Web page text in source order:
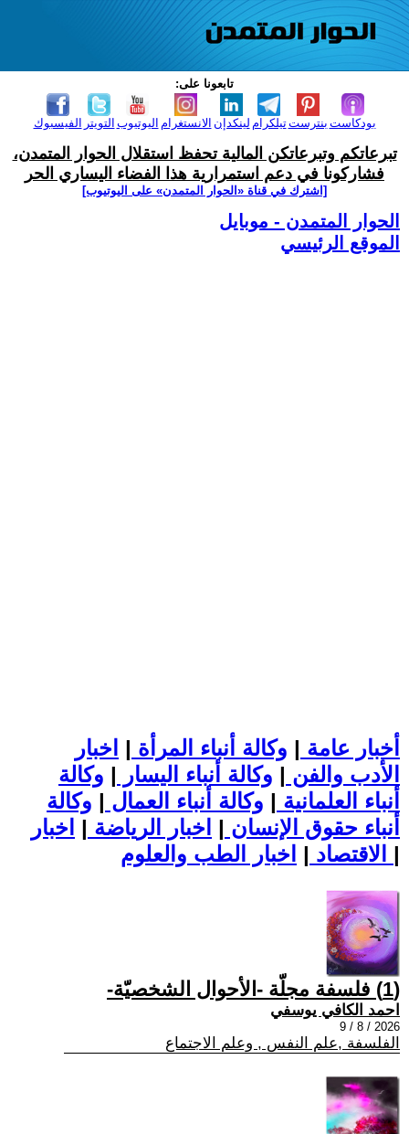
تابعونا على:
الفيسبوك التويتر اليوتيوب الانستغرام لينكدإن تيلكرامبنترست بودكاست
تبرعاتكم وتبرعاتكن المالية تحفظ استقلال الحوار المتمدن،
فشاركونا في دعم استمرارية هذا الفضاء اليساري الحر
[اشترك في قناة ‫«الحوار المتمدن» على اليوتيوب]
الحوار المتمدن - موبايل
الموقع الرئيسي
أخبار عامة | وكالة أنباء المرأة | اخبار
الأدب والفن | وكالة أنباء اليسار | وكالة
أنباء العلمانية | وكالة أنباء العمال | وكالة
أنباء حقوق الإنسان | اخبار الرياضة | اخبار
الاقتصاد | |
(1) فلسفة مجلّة -الأحوال الشخصيّة-
احمد الكافي يوسفي
2026 / 8 / 9
الفلسفة ,علم النفس , وعلم الاجتماع